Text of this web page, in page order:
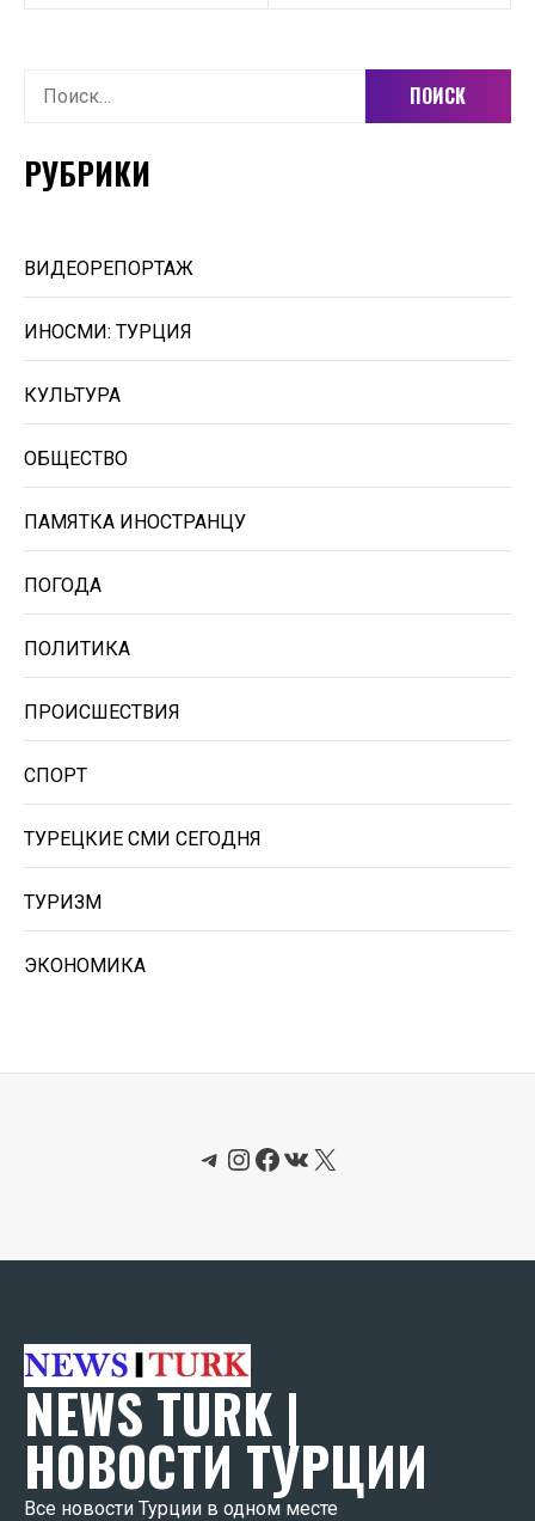
Найти:
РУБРИКИ
ВИДЕОРЕПОРТАЖ
ИНОСМИ: ТУРЦИЯ
КУЛЬТУРА
ОБЩЕСТВО
ПАМЯТКА ИНОСТРАНЦУ
ПОГОДА
ПОЛИТИКА
ПРОИСШЕСТВИЯ
СПОРТ
ТУРЕЦКИЕ СМИ СЕГОДНЯ
ТУРИЗМ
ЭКОНОМИКА
Telegram
Instagram
Facebook
ВКонтакте
X
NEWS TURK |
НОВОСТИ ТУРЦИИ
Все новости Турции в одном месте